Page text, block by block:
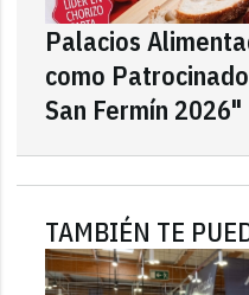
Palacios
como
San Fermín 2026"
TAMBIÉN TE